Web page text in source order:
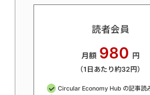
読者会員
月額 980 円
（1日あたり約32円）
Circular Economy Hub の記事読